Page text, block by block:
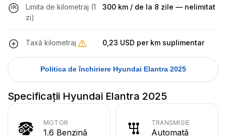
Limita de kilometraj (1
zi)
300 km / de la 8 zile — nelimitat
Taxă kilometraj 0,23 USD per km suplimentar
Politica de închiriere Hyundai Elantra 2025
Specificații Hyundai Elantra 2025
MOTOR
1.6 Benzină
TRANSMISIE
Automată